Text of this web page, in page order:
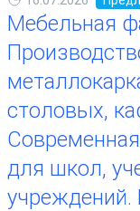
Мебельная
столовых,
для школ,